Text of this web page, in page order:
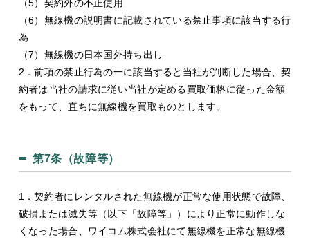
（5）契約外の不正使用
（6）無線機の説明書に記載されている禁止事項に該当する行
為
（7）無線機の日本国外持ち出し
2．前項の禁止行為の一に該当すると当社が判断した場合、契
約者は当社の請求に従い当社が定める買取価格に従った金額
をもって、直ちに無線機を買取ものとします。
第7条（故障等）
1．契約者にレンタルされた無線機が正常な使用状態で故障、
破損または滅失等（以下「故障等」）により正常に動作しな
くなった場合、ワイコム株式会社にて無線機を正常な無線機